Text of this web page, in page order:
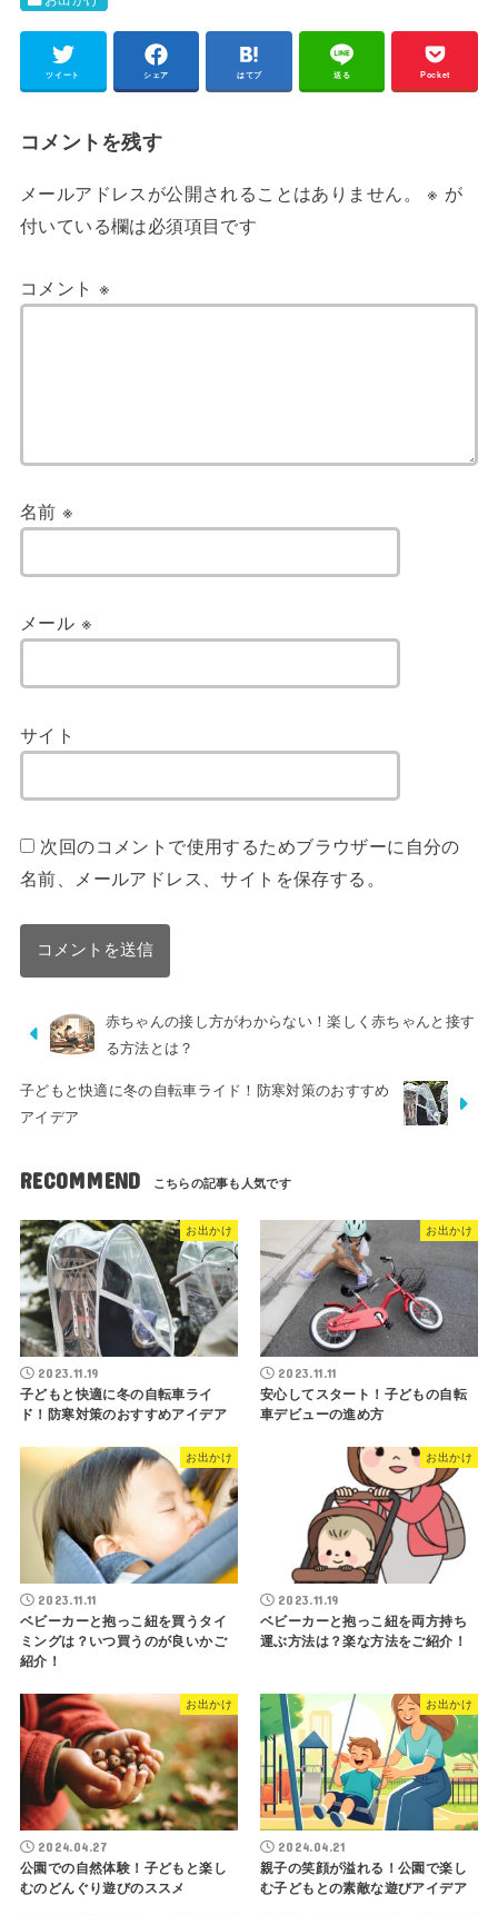
ツイート シェア はてブ 送る Pocket
コメントを残す
メールアドレスが公開されることはありません。 ※ が
付いている欄は必須項目です
コメント ※
名前※
メール ※
サイト
次回のコメントで使用するためブラウザーに自分の
名前、メールアドレス、サイトを保存する。
赤ちゃんの接し方がわからない！楽しく赤ちゃんと接す
る方法とは？
子どもと快適に冬の自転車ライド！防寒対策のおすすめ
アイデア
RECOMMEND
お出かけ
2023.11.19
子どもと快適に冬の自転車ライ
ド！防寒対策のおすすめアイデア
お出かけ
2023.11.11
安心してスタート！子どもの自転
車デビューの進め方
お出かけ
2023.11.11
ベビーカーと抱っこ紐を買うタイ
ミングは？いつ買うのが良いかご
紹介！
お出かけ
2023.11.19
ベビーカーと抱っこ紐を両方持ち
運ぶ方法は？楽な方法をご紹介！
お出かけ
2024.04.27
公園での自然体験！子どもと楽し
むのどんぐり遊びのススメ
お出かけ
2024.04.21
親子の笑顔が溢れる！公園で楽し
む子どもとの素敵な遊びアイデア